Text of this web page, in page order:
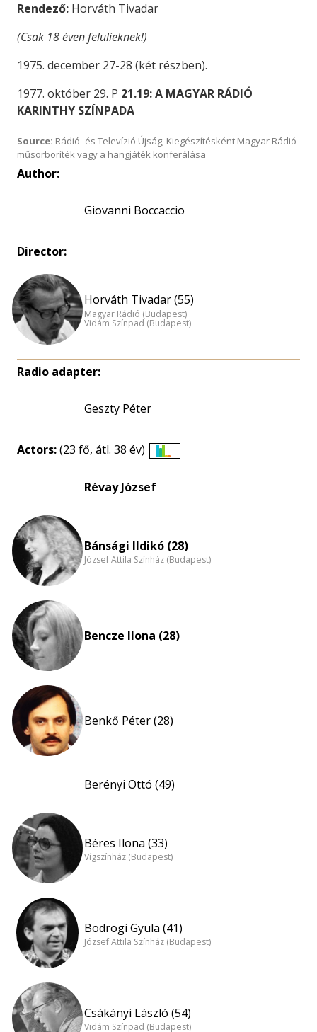
Rendező: Horváth Tivadar
(Csak 18 éven felülieknek!)
1975. december 27-28 (két részben).
1977. október 29. P 21.19: A MAGYAR RÁDIÓ
KARINTHY SZÍNPADA
Source: Rádió- és Televízió Újság; Kiegészítésként Magyar Rádió
műsorboríték vagy a hangjáték konferálása
Author:
Giovanni Boccaccio
Director:
Horváth Tivadar (55)
Magyar Rádió (Budapest)
Vidám Színpad (Budapest)
Radio adapter:
Geszty Péter
Actors:(23 fő, átl. 38 év)
Révay József
Bánsági Ildikó (28)
József Attila Színház (Budapest)
Bencze Ilona (28)
Benkő Péter (28)
Berényi Ottó (49)
Béres Ilona (33)
Vígszínház (Budapest)
Bodrogi Gyula (41)
József Attila Színház (Budapest)
Csákányi László (54)
Vidám Színpad (Budapest)